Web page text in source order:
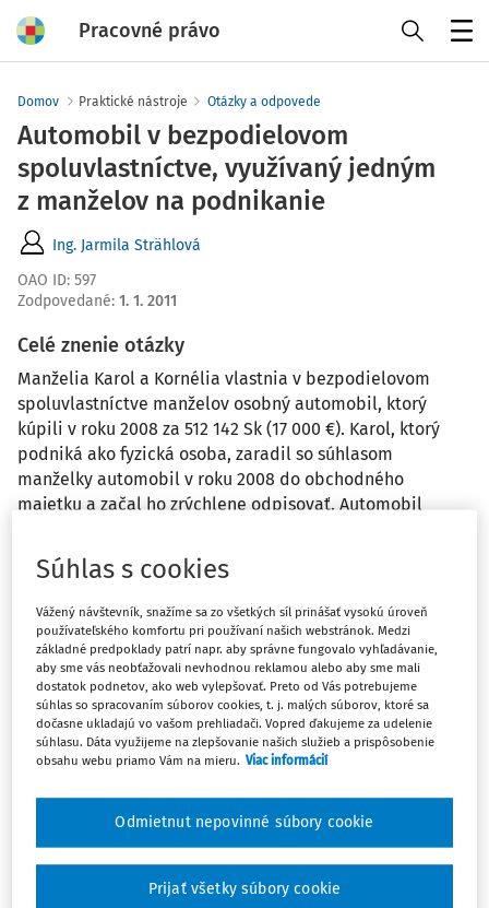
Pracovné právo
Domov Praktické nástroje Otázky a odpovede
Automobil v bezpodielovom
spoluvlastníctve, využívaný jedným
z manželov na podnikanie
Ing. Jarmila Strählová
OAO ID: 597
Zodpovedané: 1. 1. 2011
Celé znenie otázky
Manželia Karol a Kornélia vlastnia v bezpodielovom
spoluvlastníctve manželov osobný automobil, ktorý
kúpili v roku 2008 za 512 142 Sk (17 000 €). Karol, ktorý
podniká ako fyzická osoba, zaradil so súhlasom
manželky automobil v roku 2008 do obchodného
majetku a začal ho zrýchlene odpisovať. Automobil
Máte predplatné? Prihláste sa
Ups, zatiaľ ste si prečítali len
začiatok...
Celý odborný obsah z tejto oblasti je
Súhlas s cookies
Vážený návštevník, snažíme sa zo všetkých síl prinášať vysokú úroveň
používateľského komfortu pri používaní našich webstránok. Medzi
základné predpoklady patrí napr. aby správne fungovalo vyhľadávanie,
aby sme vás neobťažovali nevhodnou reklamou alebo aby sme mali
dostatok podnetov, ako web vylepšovať. Preto od Vás potrebujeme
súhlas so spracovaním súborov cookies, t. j. malých súborov, ktoré sa
dočasne ukladajú vo vašom prehliadači. Vopred ďakujeme za udelenie
súhlasu. Dáta využijeme na zlepšovanie našich služieb a prispôsobenie
obsahu webu priamo Vám na mieru. Viac informácií
Odmietnut nepovinné súbory cookie
Prijať všetky súbory cookie